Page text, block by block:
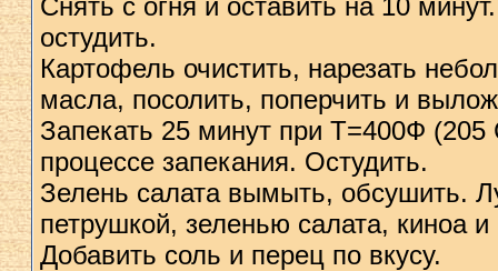
Снять с огня и оставить на 10
остудить.
Картофель очистить, нарезать
масла, посолить, поперчить и
Запекать 25 минут при Т=400Ф
процессе запекания. Остудить.
Зелень салата вымыть, обсушить.
петрушкой, зеленью салата, киноа
Добавить соль и перец по вкусу.